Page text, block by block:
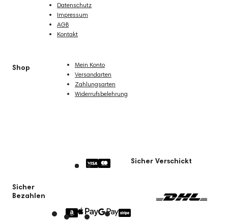
Datenschutz
Impressum
AGB
Kontakt
Shop
Mein Konto
Versandarten
Zahlungsarten
Widerrufsbelehrung
Sicher
Bezahlen
Sicher Verschickt